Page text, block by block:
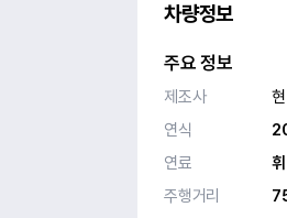
차량정보
주요 정보
제조사
연식
연료
주행거리